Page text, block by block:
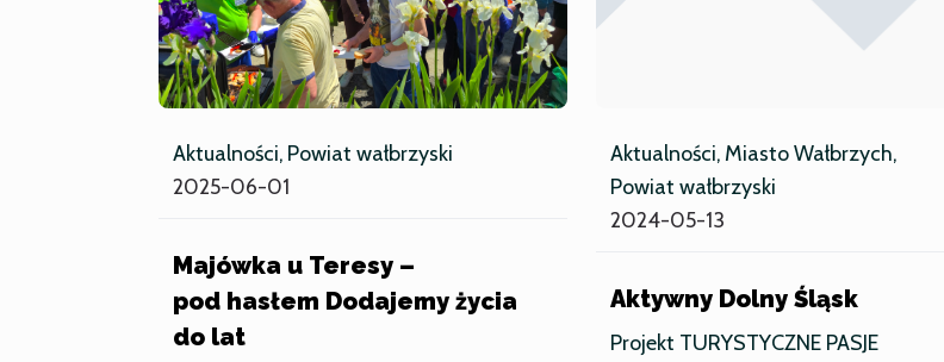
Aktualności Powiat wałbrzyski
2025-06-01
Majówka u Teresy –
pod hasłem Dodajemy życia
do lat
Aktualności Miasto Wałbrzych
Powiat wałbrzyski
2024-05-13
Aktywny Dolny Śląsk
Projekt TURYSTYCZNE PASJE